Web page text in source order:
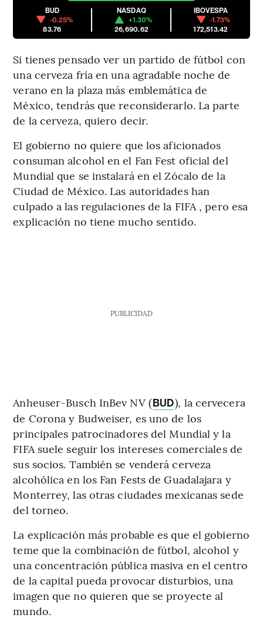
BUD
-0.25%
83.76
NASDAQ
+1.30%
26,690.62
IBOVESPA
-1.73%
172,513.42
Si tienes pensado ver un partido de fútbol con
una cerveza fría en una agradable noche de
verano en la plaza más emblemática de
México, tendrás que reconsiderarlo. La parte
de la cerveza, quiero decir.
El gobierno no quiere que los aficionados
consuman alcohol en el Fan Fest oficial del
Mundial que se instalará en el Zócalo de la
Ciudad de México. Las autoridades han
culpado a las regulaciones de la FIFA , pero esa
explicación no tiene mucho sentido.
PUBLICIDAD
Anheuser-Busch InBev NV (BUD), la cervecera
de Corona y Budweiser, es uno de los
principales patrocinadores del Mundial y la
FIFA suele seguir los intereses comerciales de
sus socios. También se venderá cerveza
alcohólica en los Fan Fests de Guadalajara y
Monterrey, las otras ciudades mexicanas sede
del torneo.
La explicación más probable es que el gobierno
teme que la combinación de fútbol, ​​alcohol y
una concentración pública masiva en el centro
de la capital pueda provocar disturbios, una
imagen que no quieren que se proyecte al
mundo.